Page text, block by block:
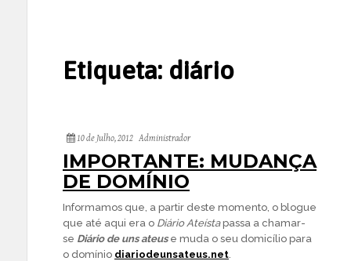
Etiqueta: diário
10 de Julho, 2012 Administrador
IMPORTANTE: MUDANÇA
DE DOMÍNIO
Informamos que, a partir deste momento, o blogue
que até aqui era o Diário Ateístapassa a chamar-
se Diário de uns ateuse muda o seu domicílio para
o domínio diariodeunsateus.net.